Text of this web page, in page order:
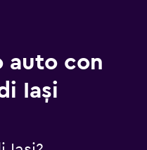
auto con
Iași